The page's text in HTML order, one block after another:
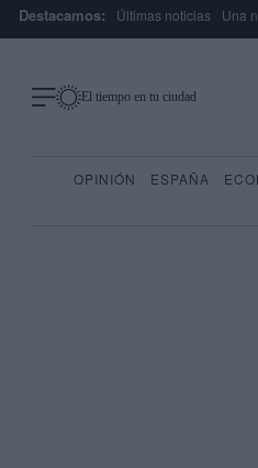
Destacamos: Últimas noticias Una
El tiempo en tu ciudad
OPINIÓN ESPAÑA